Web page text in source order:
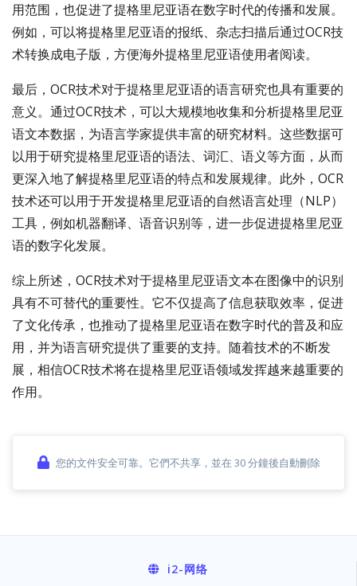
用范围，也促进了提格里尼亚语在数字时代的传播和发展。
例如，可以将提格里尼亚语的报纸、杂志扫描后通过OCR技
术转换成电子版，方便海外提格里尼亚语使用者阅读。
最后，OCR技术对于提格里尼亚语的语言研究也具有重要的
意义。通过OCR技术，可以大规模地收集和分析提格里尼亚
语文本数据，为语言学家提供丰富的研究材料。这些数据可
以用于研究提格里尼亚语的语法、词汇、语义等方面，从而
更深入地了解提格里尼亚语的特点和发展规律。此外，OCR
技术还可以用于开发提格里尼亚语的自然语言处理（NLP）
工具，例如机器翻译、语音识别等，进一步促进提格里尼亚
语的数字化发展。
综上所述，OCR技术对于提格里尼亚语文本在图像中的识别
具有不可替代的重要性。它不仅提高了信息获取效率，促进
了文化传承，也推动了提格里尼亚语在数字时代的普及和应
用，并为语言研究提供了重要的支持。随着技术的不断发
展，相信OCR技术将在提格里尼亚语领域发挥越来越重要的
作用。
您的文件安全可靠。它們不共享，並在 30 分鐘後自動刪除
i2-网络